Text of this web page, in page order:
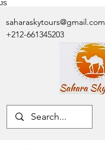
JS
saharaskytours@gmail.com
+212-661345203